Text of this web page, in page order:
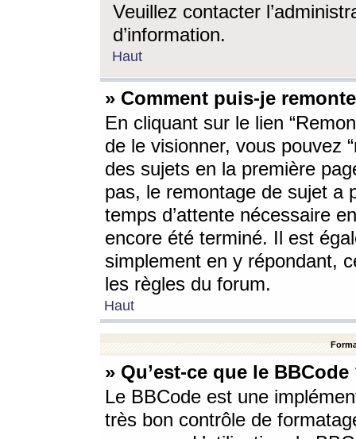
Veuillez contacter
d’information.
Haut
» Comment puis-je
En cliquant sur le lien
de le visionner, vous pouvez
des sujets en la première
pas, le remontage de sujet a
temps d’attente nécessaire
encore été terminé. Il est
simplement en y répondant,
les règles du forum.
Haut
» Qu’est-ce que le BBCode
Le BBCode est une
très bon contrôle de